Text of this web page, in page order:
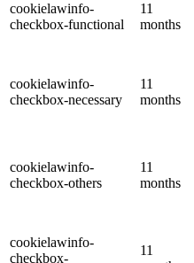
cookielawinfo-
checkbox-functional
11
months
cookielawinfo-
checkbox-necessary
11
months
cookielawinfo-
checkbox-others
11
months
cookielawinfo-
checkbox-
11